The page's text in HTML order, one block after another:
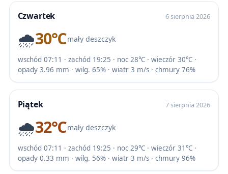
Czwartek 6 sierpnia 2026
🌧️30℃mały deszczyk
wschód 07:11 · zachód 19:25 · noc 28℃ · wieczór 30℃ ·
opady 3.96 mm · wilg. 65% · wiatr 3 m/s · chmury 76%
Piątek 7 sierpnia 2026
🌧️32℃mały deszczyk
wschód 07:11 · zachód 19:25 · noc 29℃ · wieczór 31℃ ·
opady 0.33 mm · wilg. 56% · wiatr 3 m/s · chmury 96%